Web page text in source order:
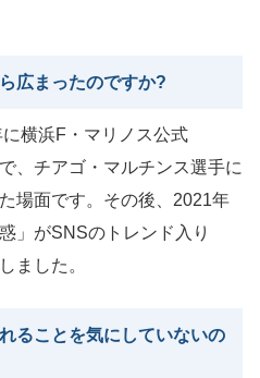
広まったのですか?
横浜F・マリノス公式
、チアゴ・マルチンス選手に
場面です。その後、2021年
」がSNSのトレンド入り
ました。
ることを気にしていないの